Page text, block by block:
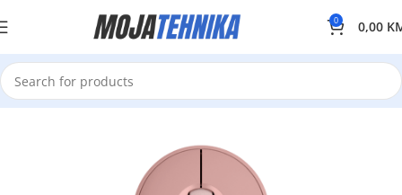
0 0,00